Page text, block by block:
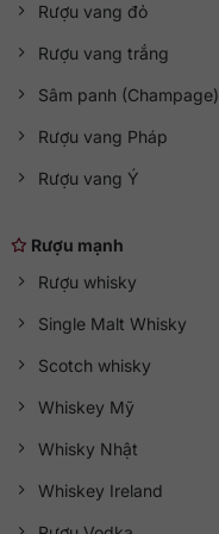
Rượu vang đỏ
Rượu vang trắng
Sâm panh (Champage)
Rượu vang Pháp
Rượu vang Ý
Rượu mạnh
Rượu whisky
Single Malt Whisky
Scotch whisky
Whiskey Mỹ
Whisky Nhật
Whiskey Ireland